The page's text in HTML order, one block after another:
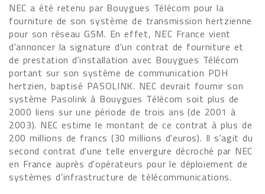
NEC a été retenu par Bouygues Télécom pour la
fourniture de son système de transmission hertzienne
pour son réseau GSM. En effet, NEC France vient
d'annoncer la signature d'un contrat de fourniture et
de prestation d'installation avec Bouygues Télécom
portant sur son système de communication PDH
hertzien, baptisé PASOLINK. NEC devrait fournir son
système Pasolink à Bouygues Télécom soit plus de
2000 liens sur une période de trois ans (de 2001 à
2003). NEC estime le montant de ce contrat à plus de
200 millions de francs (30 millions d'euros). Il s'agit du
second contrat d'une telle envergure décroché par NEC
en France auprès d'opérateurs pour le déploiement de
systèmes d'infrastructure de télécommunications.